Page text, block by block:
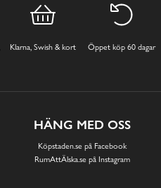
Klarna, Swish & kort Öppet köp 60 dagar
HÄNG MED OSS
Köpstaden.se på Facebook
RumAttÄlska.se på Instagram